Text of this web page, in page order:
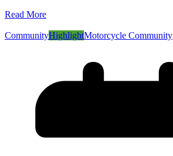
Read More
CommunityHighlightMotorcycle Community